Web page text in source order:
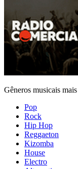
Gêneros musicais
Pop
Rock
Hip Hop
Reggaeton
Kizomba
House
Electro